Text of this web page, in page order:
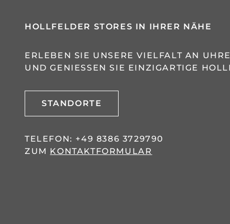
HOLLFELDER STORES IN IHRER NÄHE
ERLEBEN SIE UNSERE VIELFALT AN
UND GENIESSEN SIE EINZIGARTIGE
STANDORTE
TELEFON: +49 8386 3729790
ZUM KONTAKTFORMULAR